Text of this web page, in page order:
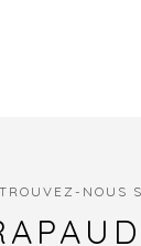
NOUS